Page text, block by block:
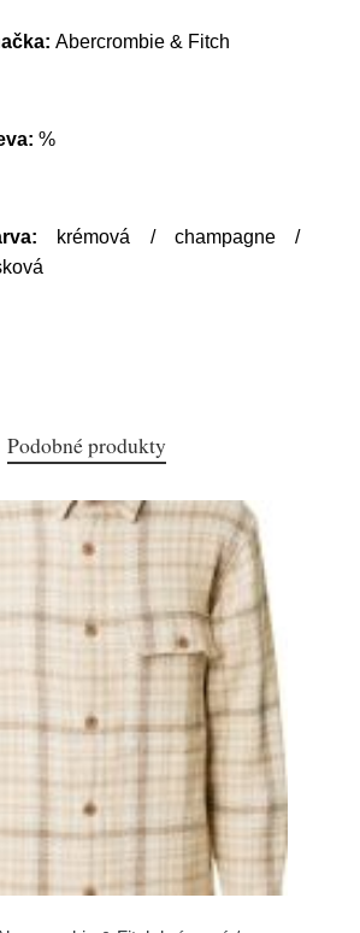
Abercrombie & Fitch
%
krémová / champagne /
Podobné produkty